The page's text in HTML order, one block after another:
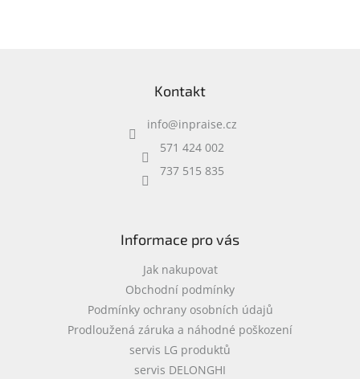
Kontakt
info@inpraise.cz
571 424 002
737 515 835
Informace pro vás
Jak nakupovat
Obchodní podmínky
Podmínky ochrany osobních údajů
Prodloužená záruka a náhodné poškození
servis LG produktů
servis DELONGHI